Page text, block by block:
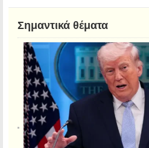
Σημαντικά θέματα